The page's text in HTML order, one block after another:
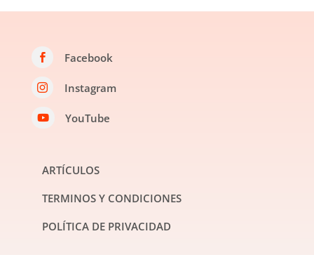
 Facebook
 Instagram
 YouTube
ARTÍCULOS
TERMINOS Y CONDICIONES
POLÍTICA DE PRIVACIDAD